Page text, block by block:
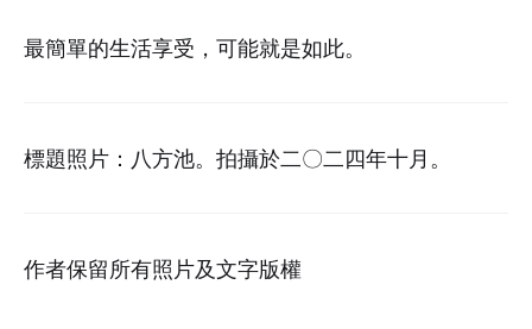
最簡單的生活享受，可能就是如此。
標題照片：八方池。拍攝於二〇二四年十月。
作者保留所有照片及文字版權